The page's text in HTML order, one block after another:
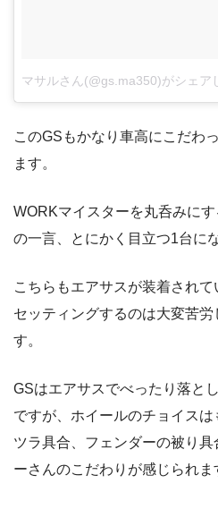
マサルさん(@gs.ma350)がシェア
このGSもかなり車高にこだわ
ます。
WORKマイスターを丸呑みに
の一言、とにかく目立つ1台に
こちらもエアサスが装着され
セッティングするのは大変苦
す。
GSはエアサスでべったり落と
ですが、ホイールのチョイス
ツラ具合、フェンダーの被り
ーさんのこだわりが感じられま